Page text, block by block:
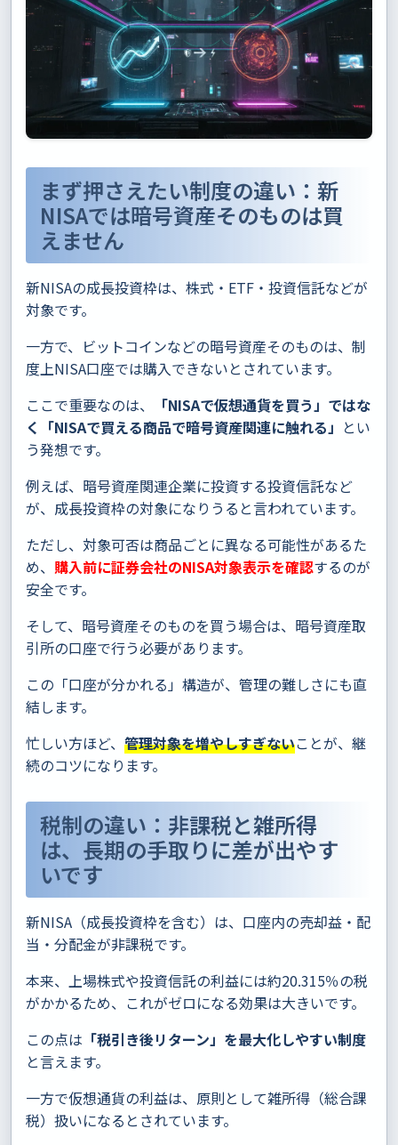
まず押さえたい制度の違い：新
NISAでは暗号資産そのものは買
えません
新NISAの成長投資枠は、株式・ETF・投資信託などが
対象です。
一方で、ビットコインなどの暗号資産そのものは、制
度上NISA口座では購入できないとされています。
ここで重要なのは、
「NISAで仮想通貨を買う」ではな
く「NISAで買える商品で暗号資産関連に触れる」 とい
う発想です。
例えば、暗号資産関連企業に投資する投資信託など
が、成長投資枠の対象になりうると言われています。
ただし、対象可否は商品ごとに異なる可能性があるた
め、 購入前に証券会社のNISA対象表示を確認するのが
安全です。
そして、暗号資産そのものを買う場合は、暗号資産取
引所の口座で行う必要があります。
この「口座が分かれる」構造が、管理の難しさにも直
結します。
忙しい方ほど、 管理対象を増やしすぎないことが、継
続のコツになります。
税制の違い：非課税と雑所得
は、長期の手取りに差が出やす
いです
新NISA（成長投資枠を含む）は、口座内の売却益・配
当・分配金が非課税です。
本来、上場株式や投資信託の利益には約20.315％の税
がかかるため、これがゼロになる効果は大きいです。
この点は 「税引き後リターン」を最大化しやすい制度
と言えます。
一方で仮想通貨の利益は、原則として雑所得（総合課
税）扱いになるとされています。